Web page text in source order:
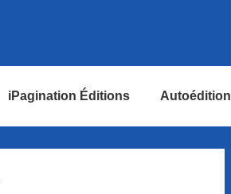
iPagination Éditions Autoédition